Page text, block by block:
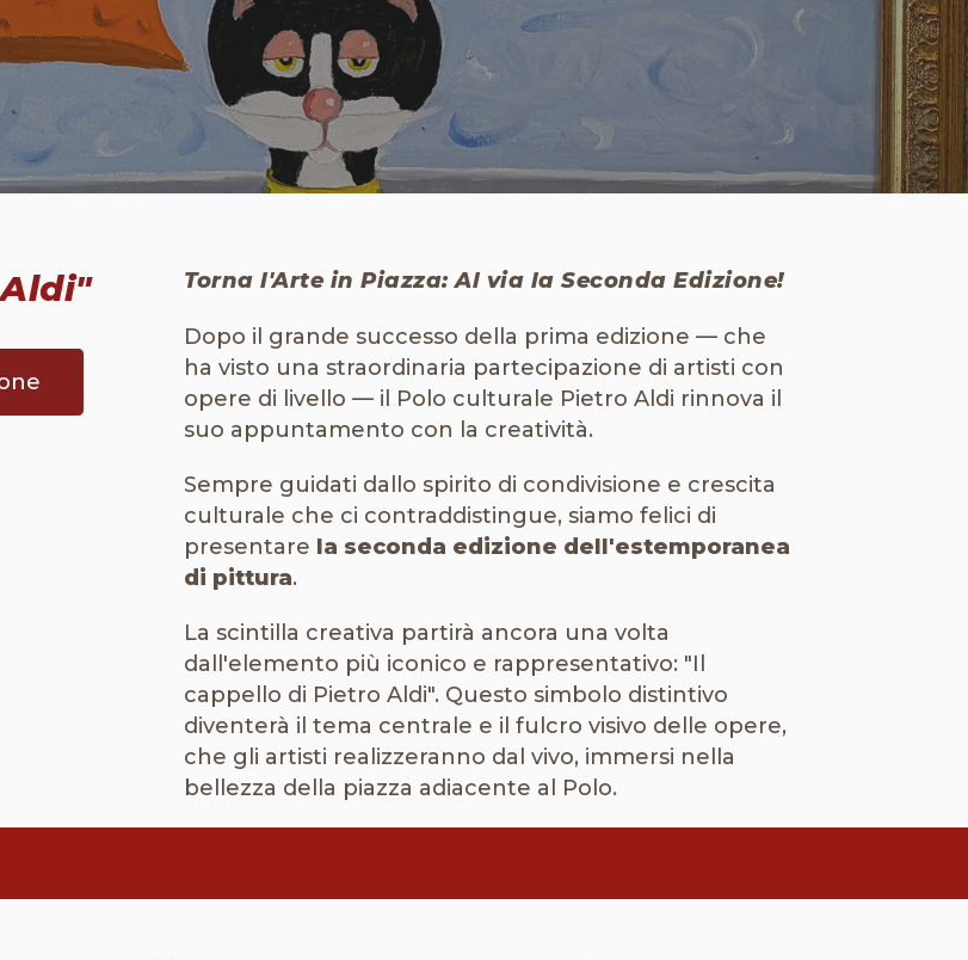
Torna l'Arte in Piazza: Al via la Seconda Edizione!
Dopo il grande successo della prima edizione — che
ha visto una straordinaria partecipazione di artisti con
opere di livello — il Polo culturale Pietro Aldi rinnova il
suo appuntamento con la creatività.
Sempre guidati dallo spirito di condivisione e crescita
culturale che ci contraddistingue, siamo felici di
presentare la seconda edizione dell'estemporanea
di pittura.
La scintilla creativa partirà ancora una volta
dall'elemento più iconico e rappresentativo: "Il
cappello di Pietro Aldi". Questo simbolo distintivo
diventerà il tema centrale e il fulcro visivo delle opere,
che gli artisti realizzeranno dal vivo, immersi nella
bellezza della piazza adiacente al Polo.